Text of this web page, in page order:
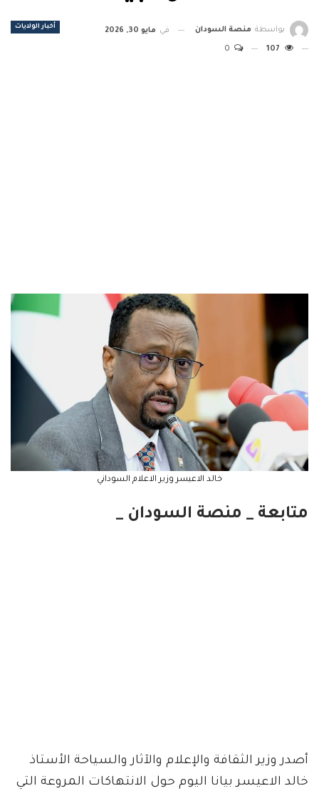
أخبار الولايات بواسطة منصة السودان في مايو 30, 2026
107
خالد الاعيسر وزير الاعلام السوداني
متابعة _ منصة السودان _
أصدر وزير الثقافة والإعلام والآثار والسياحة الأستاذ
خالد الاعيسر بيانا اليوم حول الانتهاكات المروعة التي